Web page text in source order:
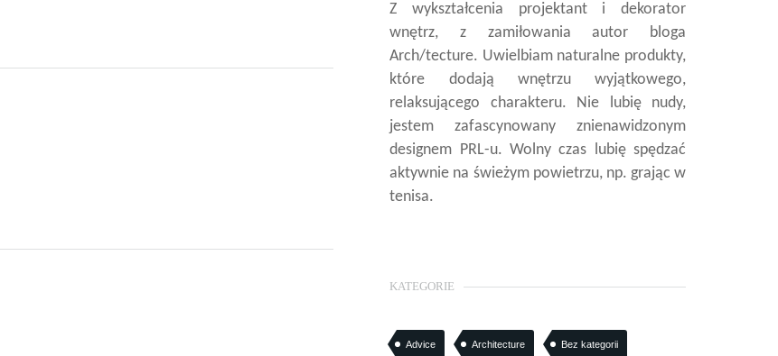
Z wykształcenia projektant i dekorator
wnętrz, z zamiłowania autor bloga
Arch/tecture. Uwielbiam naturalne produkty,
które dodają wnętrzu wyjątkowego,
relaksującego charakteru. Nie lubię nudy,
jestem zafascynowany znienawidzonym
designem PRL-u. Wolny czas lubię spędzać
aktywnie na świeżym powietrzu, np. grając w
tenisa.
KATEGORIE
Advice Architecture Bez kategorii